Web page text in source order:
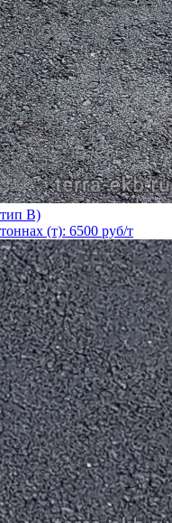
В)
(т): 6500 руб/т